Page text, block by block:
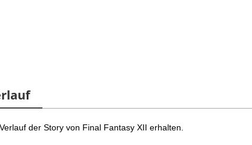
der Story von Final Fantasy XII erhalten.